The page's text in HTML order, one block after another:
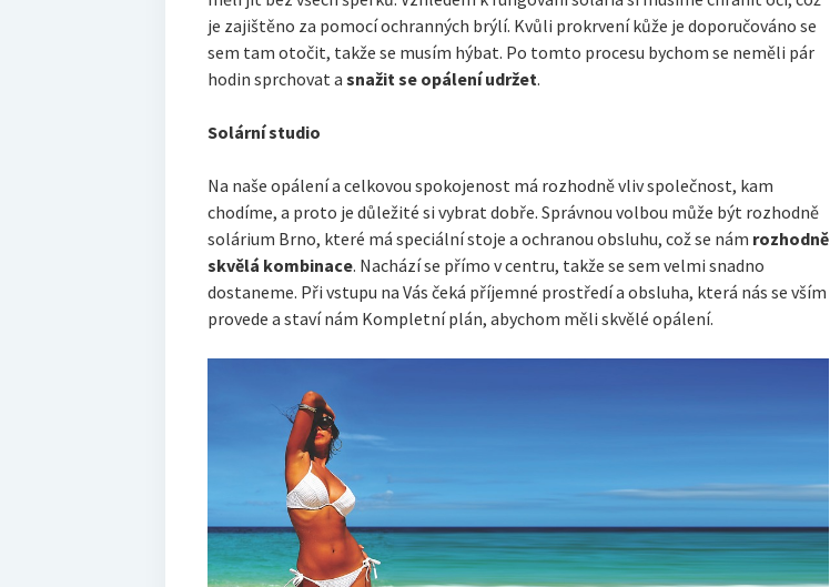
je zajištěno za pomocí ochranných brýlí. Kvůli prokrvení kůže je doporučováno se
sem tam otočit, takže se musím hýbat. Po tomto procesu bychom se neměli pár
hodin sprchovat a snažit se opálení udržet.
Solární studio
Na naše opálení a celkovou spokojenost má rozhodně vliv společnost, kam
chodíme, a proto je důležité si vybrat dobře. Správnou volbou může být rozhodně
solárium Brno, které má speciální stoje a ochranou obsluhu, což se nám rozhodně
skvělá kombinace. Nachází se přímo v centru, takže se sem velmi snadno
dostaneme. Při vstupu na Vás čeká příjemné prostředí a obsluha, která nás se vším
provede a staví nám Kompletní plán, abychom měli skvělé opálení.